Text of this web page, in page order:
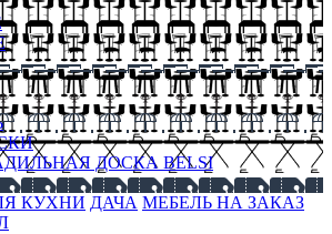
ДОСКА BELSI
КУХНИ ДАЧА МЕБЕЛЬ НА ЗАКАЗ